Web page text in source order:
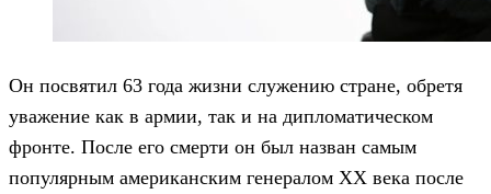
Он посвятил 63 года жизни служению стране, обретя
уважение как в армии, так и на дипломатическом
фронте. После его смерти он был назван самым
популярным американским генералом XX века после